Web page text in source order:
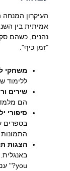
העיקרון המנחה
אמיתית בין
נהנים, כשהם
"זמן כיף".
משחקי
ללימוד
שירים
הם
סיפורי
בספרים
הצגות
you?" עם בובה.